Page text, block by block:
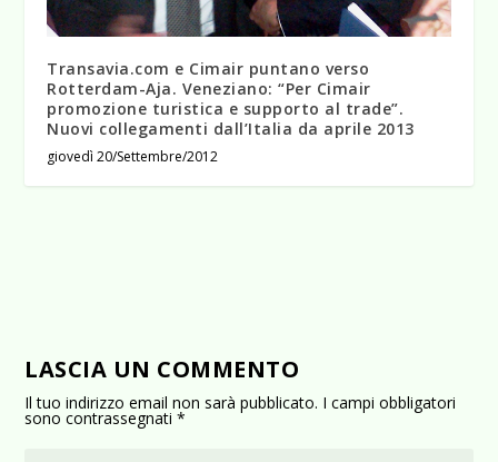
Transavia.com e Cimair puntano verso
Rotterdam-Aja. Veneziano: “Per Cimair
promozione turistica e supporto al trade”.
Nuovi collegamenti dall’Italia da aprile 2013
giovedì 20/Settembre/2012
LASCIA UN COMMENTO
Il tuo indirizzo email non sarà pubblicato. I campi obbligatori
sono contrassegnati*